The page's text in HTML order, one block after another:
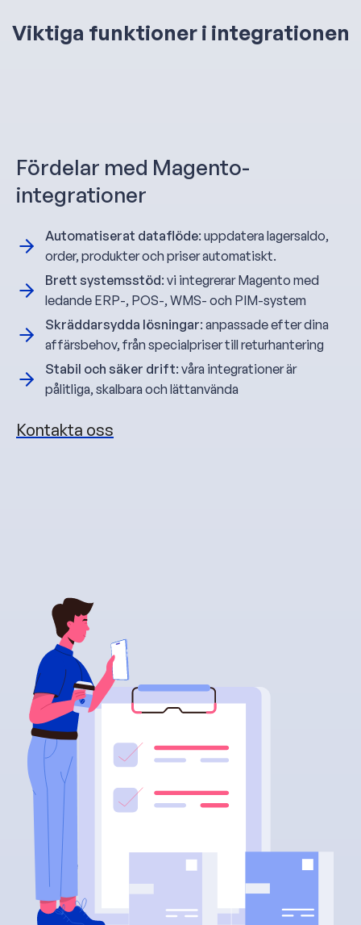
Viktiga funktioner i integrationen
Fördelar med Magento-
integrationer
Automatiserat dataflöde: uppdatera lagersaldo,
order, produkter och priser automatiskt.
Brett systemsstöd: vi integrerar Magento med
ledande ERP-, POS-, WMS- och PIM-system
Skräddarsydda lösningar: anpassade efter dina
affärsbehov, från specialpriser till returhantering
Stabil och säker drift: våra integrationer är
pålitliga, skalbara och lättanvända
Kontakta oss